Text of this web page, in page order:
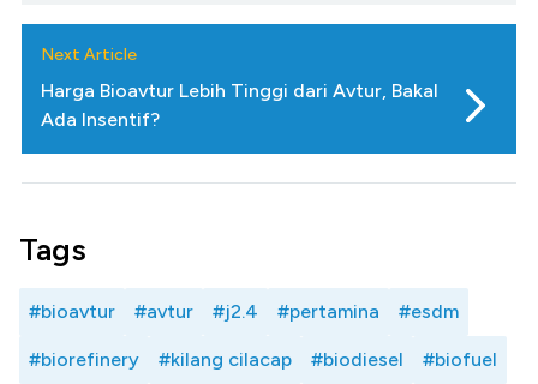
Next Article
Harga Bioavtur Lebih Tinggi dari Avtur, Bakal
Ada Insentif?
Tags
#bioavtur #avtur #j2.4 #pertamina #esdm
#biorefinery #kilang cilacap #biodiesel #biofuel